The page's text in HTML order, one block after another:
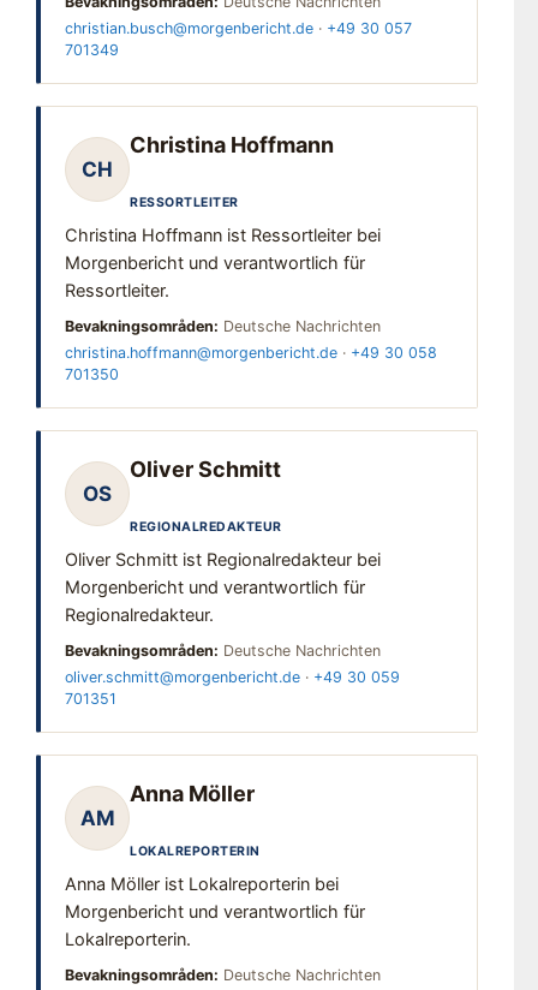
christian.busch@morgenbericht.de · +49 30 057
701349
CH
Christina Hoffmann
RESSORTLEITER
Christina Hoffmann ist Ressortleiter bei
Morgenbericht und verantwortlich für
Ressortleiter.
Bevakningsområden: Deutsche Nachrichten
christina.hoffmann@morgenbericht.de · +49 30 058
701350
OS
Oliver Schmitt
REGIONALREDAKTEUR
Oliver Schmitt ist Regionalredakteur bei
Morgenbericht und verantwortlich für
Regionalredakteur.
Bevakningsområden: Deutsche Nachrichten
oliver.schmitt@morgenbericht.de · +49 30 059
701351
AM
Anna Möller
LOKALREPORTERIN
Anna Möller ist Lokalreporterin bei
Morgenbericht und verantwortlich für
Lokalreporterin.
Bevakningsområden: Deutsche Nachrichten